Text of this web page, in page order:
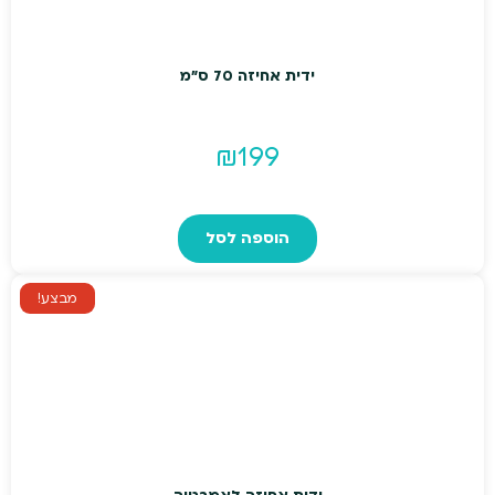
ידית אחיזה 70 ס"מ
₪199
הוספה לסל
מבצע!